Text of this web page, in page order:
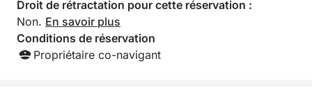
Droit de rétractation pour cette réservation :
Non. En savoir plus
Conditions de réservation
Propriétaire co-navigant